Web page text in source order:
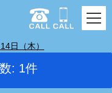
日（木）
: 1件